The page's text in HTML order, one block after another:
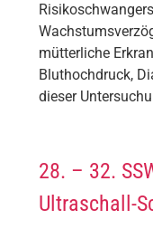
mütterliche
Bluthochdruck,
dieser
28. – 32.
Ultraschall-